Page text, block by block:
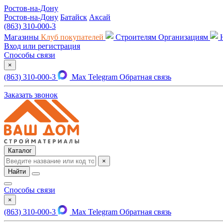
Ростов-на-Дону
Ростов-на-Дону Батайск Аксай
(863) 310-000-3
Магазины Клуб покупателей Строителям Организациям
Вход или регистрация
Способы связи
×
(863) 310-000-3 Max Telegram Обратная связь
Заказать звонок
Каталог
×
Найти
Способы связи
×
(863) 310-000-3 Max Telegram Обратная связь